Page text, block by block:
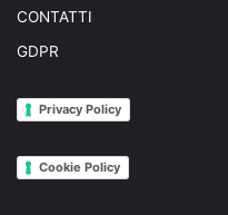
CONTATTI
GDPR
Privacy Policy
Cookie Policy